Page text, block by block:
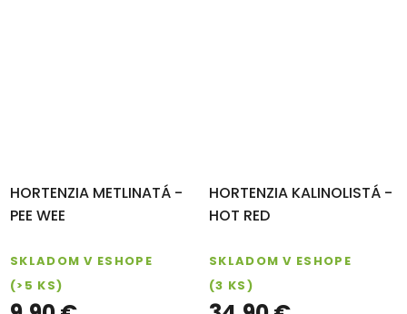
HORTENZIA METLINATÁ -
PEE WEE
SKLADOM V ESHOPE
(>5 KS)
HORTENZIA KALINOLISTÁ -
HOT RED
SKLADOM V ESHOPE
(3 KS)
Riešenie reklamácie
Poslať